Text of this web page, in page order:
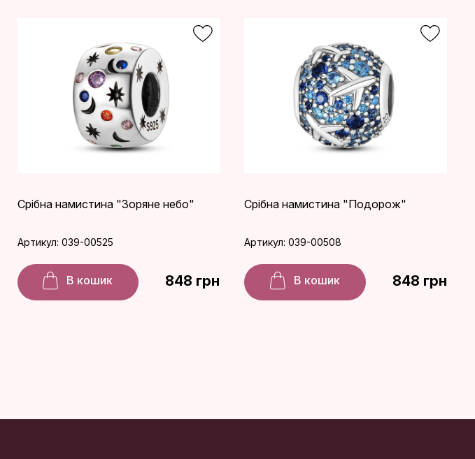
Срібна намистина "Зоряне небо"
Артикул: 039-00525
В кошик 848 грн
Срібна намистина "Подорож"
Артикул: 039-00508
В кошик 848 грн